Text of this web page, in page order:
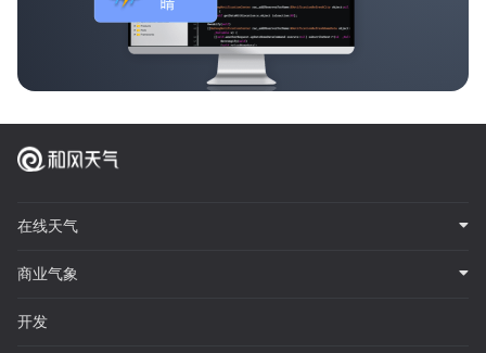
在线天气
商业气象
开发